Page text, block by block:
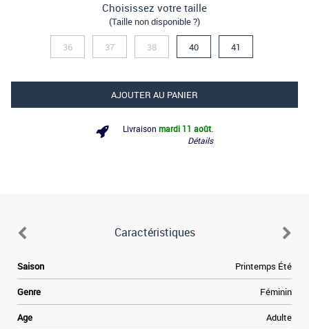
Choisissez votre taille
(Taille non disponible ?)
36 37 38 40 41
AJOUTER AU PANIER
Livraison mardi 11 août
Détails
Caractéristiques
Saison Printemps Été
Genre Féminin
Age Adulte